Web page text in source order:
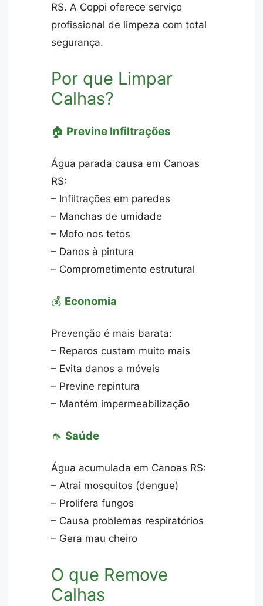
RS. A Coppi oferece serviço
profissional de limpeza com total
segurança.
Por que Limpar
Calhas?
🏠 Previne Infiltrações
Água parada causa em Canoas
RS:
– Infiltrações em paredes
– Manchas de umidade
– Mofo nos tetos
– Danos à pintura
– Comprometimento estrutural
💰 Economia
Prevenção é mais barata:
– Reparos custam muito mais
– Evita danos a móveis
– Previne repintura
– Mantém impermeabilização
🦟 Saúde
Água acumulada em Canoas RS:
– Atrai mosquitos (dengue)
– Prolifera fungos
– Causa problemas respiratórios
– Gera mau cheiro
O que Remove
Calhas